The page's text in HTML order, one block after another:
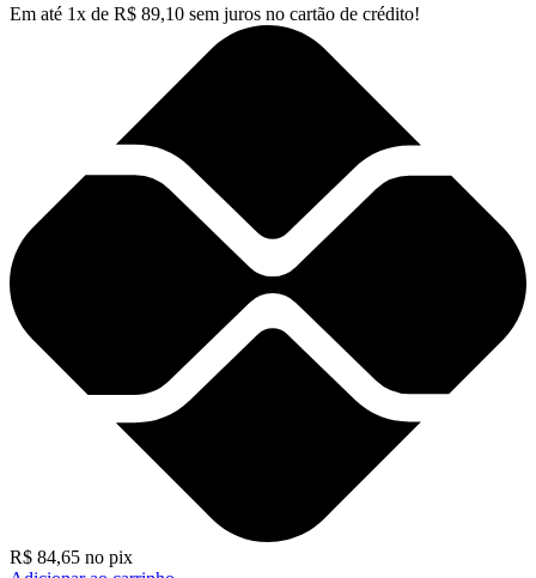
Em até 1x de R$ 89,10 sem juros no cartão de crédito!
R$ 84,65 no pix